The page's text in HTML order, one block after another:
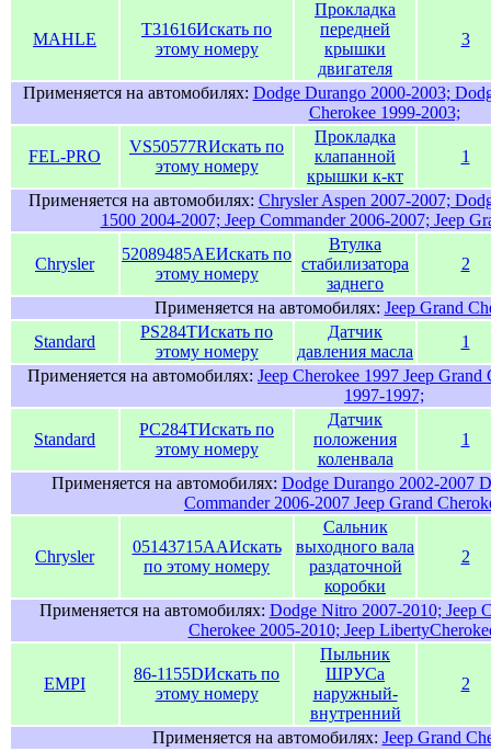
MAHLE
T31616Искать по
этому номеру
Прокладка
передней
крышки
двигателя
3
Применяется на автомобилях: Dodge Durango 2000-2003;
Cherokee 1999-2003;
FEL-PRO
VS50577RИскать по
этому номеру
Прокладка
клапанной
крышки к-кт
1
Применяется на автомобилях: Chrysler Aspen 2007-2007;
1500 2004-2007; Jeep Commander 2006-2007; Jeep
Chrysler
52089485AEИскать по
этому номеру
Втулка
стабилизатора
заднего
2
Применяется на автомобилях: Jeep Grand
Standard
PS284TИскать по
этому номеру
Датчик
давления масла
1
Применяется на автомобилях: Jeep Cherokee 1997 Jeep
1997-1997;
Standard
PC284TИскать по
этому номеру
Датчик
положения
коленвала
1
Применяется на автомобилях: Dodge Durango 2002-2007
Commander 2006-2007 Jeep Grand
Chrysler
05143715AAИскать
по этому номеру
Сальник
выходного вала
раздаточной
коробки
2
Применяется на автомобилях: Dodge Nitro 2007-2010; Jeep
Cherokee 2005-2010; Jeep
EMPI
86-1155DИскать по
этому номеру
Пыльник
ШРУСа
наружный-
внутренний
2
Применяется на автомобилях: Jeep Grand